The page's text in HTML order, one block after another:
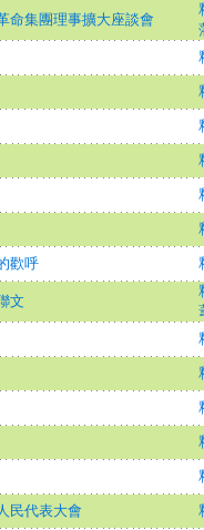
命集團理事擴大座談會
歡呼
文
民代表大會